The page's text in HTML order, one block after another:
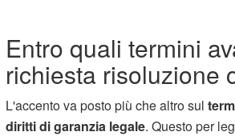
Entro quali termini
richiesta risoluzione
L'accento va posto più che altro sul
diritti di garanzia legale. Questo per